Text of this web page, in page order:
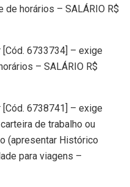
de horários – SALÁRIO R$
6733734] – exige
– SALÁRIO R$
6738741] – exige
de trabalho ou
(apresentar Histórico
para viagens –